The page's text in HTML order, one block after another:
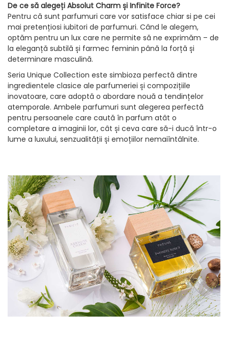
De ce să alegeți Absolut Charm și Infinite Force?
Pentru că sunt parfumuri care vor satisface chiar si pe cei
mai pretențiosi iubitori de parfumuri. Când le alegem,
optăm pentru un lux care ne permite să ne exprimăm – de
la eleganță subtilă și farmec feminin până la forță și
determinare masculină.
Seria Unique Collection este simbioza perfectă dintre
ingredientele clasice ale parfumeriei și compozițiile
inovatoare, care adoptă o abordare nouă a tendințelor
atemporale. Ambele parfumuri sunt alegerea perfectă
pentru persoanele care caută în parfum atât o
completare a imaginii lor, cât și ceva care să-i ducă într-o
lume a luxului, senzualității și emoțiilor nemaiîntâlnite.